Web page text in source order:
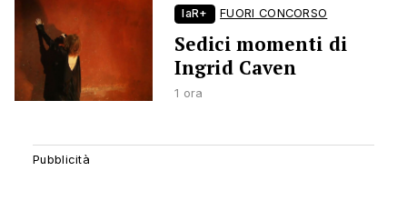
laR+ FUORI CONCORSO
Sedici momenti di
Ingrid Caven
1 ora